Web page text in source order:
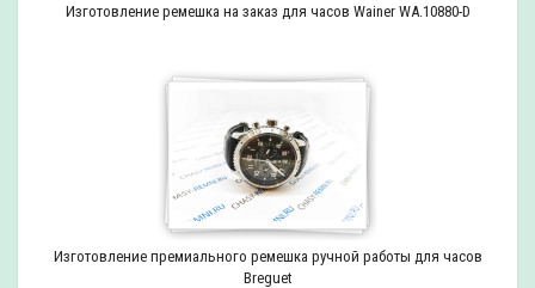
Изготовление ремешка на заказ для часов Wainer WA.10880-D
Изготовление премиального ремешка ручной работы для часов
Breguet